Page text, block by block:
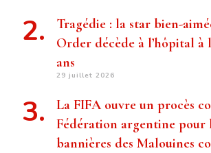
Tragédie : la star bien-
Order décède à l’hôpital à
ans
29 juillet 2026
La FIFA ouvre un procès
Fédération argentine pour
bannières des Malouines